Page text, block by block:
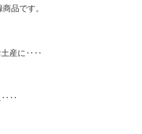
品です。
土産に‥‥
‥‥